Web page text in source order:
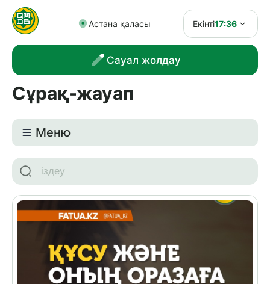
Астана қаласы Екінті17:36
Сауал жолдау
Сұрақ-жауап
Meню